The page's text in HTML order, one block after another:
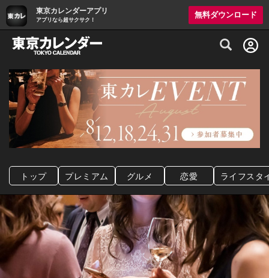
東京カレンダーアプリ
アプリなら超サクサク！
無料ダウンロード
グルメ情報・プレミアムレストラン予約
トップ プレミアム グルメ 恋愛 ライフスタ